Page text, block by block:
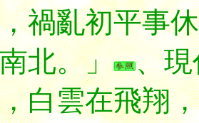
禍亂初平事
北。」
、
白雲在飛翔